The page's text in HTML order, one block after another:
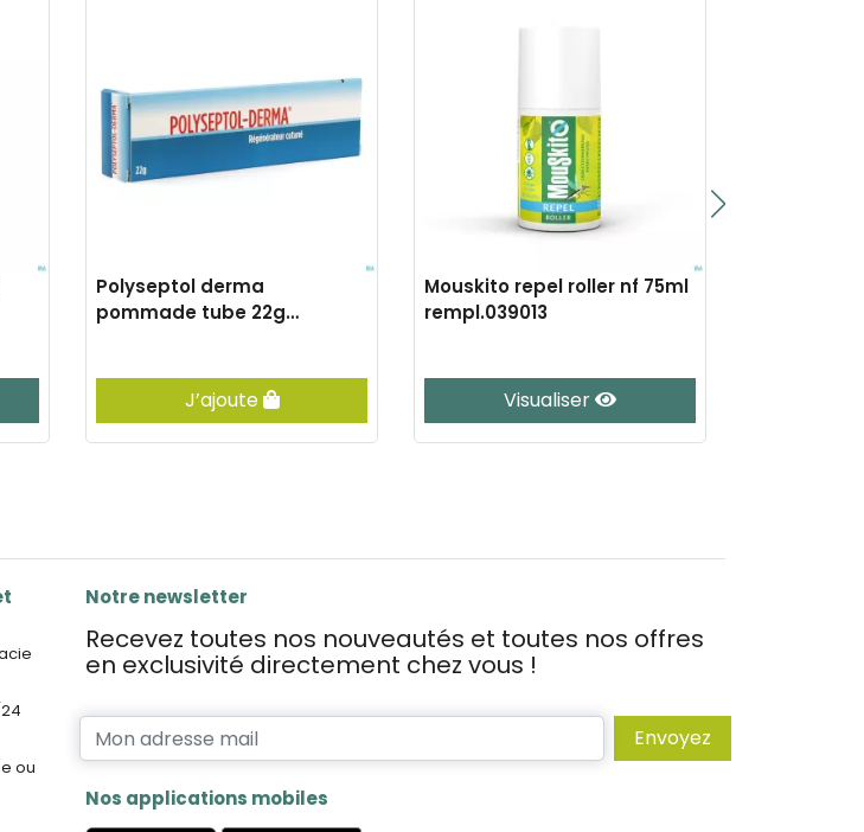
Polyseptol derma
pommade tube 22g
J’ajoute
Mouskito repel roller nf 75ml
rempl.039013
Visualiser
ou
Notre newsletter
Recevez toutes nos nouveautés et toutes nos offres
en exclusivité directement chez vous !
Envoyez
Nos applications mobiles